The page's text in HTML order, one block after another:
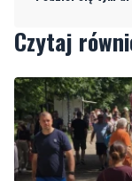
Czytaj